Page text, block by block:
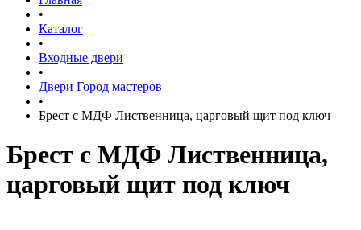
•
Каталог
•
Входные двери
•
Двери Город мастеров
•
Брест с МДФ Лиственница, царговый щит под ключ
Брест с МДФ Лиственница,
царговый щит под ключ